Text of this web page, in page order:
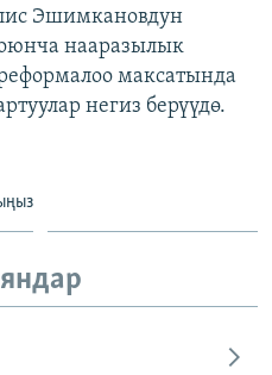
Эшимкановдун
нааразылык
максатында
негиз берүүдө.